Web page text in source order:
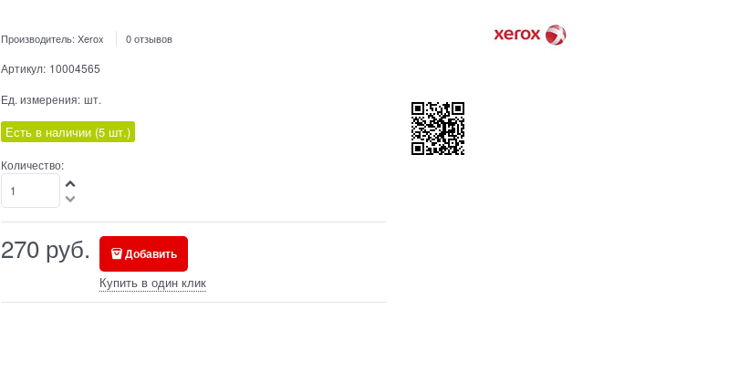
Производитель: Xerox 0 отзывов
Артикул: 10004565
Ед. измерения: шт.
Есть в наличии (5 шт.)
Количество:
270 руб. Добавить
Купить в один клик